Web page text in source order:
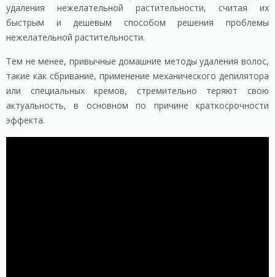
удаления нежелательной растительности, считая их
быстрым и дешевым способом решения проблемы
нежелательной растительности.
Тем не менее, привычные домашние методы удаления волос,
такие как сбривание, применение механического депилятора
или специальных кремов, стремительно теряют свою
актуальность, в основном по причине краткосрочности
эффекта.